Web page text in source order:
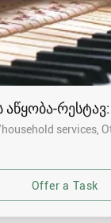
აწყობა-რესტავ:
services,